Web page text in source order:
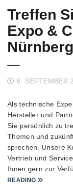
Treffen
Expo &
Nürnberg
6. SEPTEMBER
Als technische
Hersteller und
Sie persönlich zu
Themen und
sprechen. Unsere
Vertrieb und
Ihnen gern zur
READING